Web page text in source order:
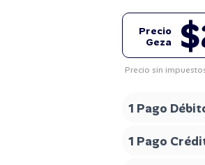
Precio
Geza
Precio sin
1 Pago
1 Pago